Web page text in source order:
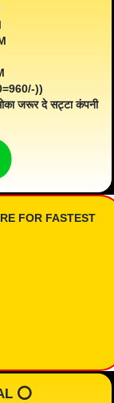
))
जरूर दे सट्टा कंपनी
FOR FASTEST
⭕️